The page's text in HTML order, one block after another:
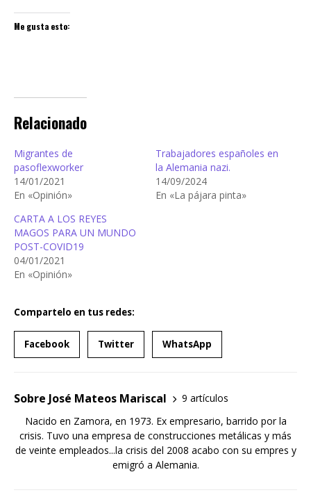
Me gusta esto:
Relacionado
Migrantes de
pasoflexworker
14/01/2021
En «Opinión»
Trabajadores españoles en
la Alemania nazi.
14/09/2024
En «La pájara pinta»
CARTA A LOS REYES
MAGOS PARA UN MUNDO
POST-COVID19
04/01/2021
En «Opinión»
Compartelo en tus redes:
Facebook Twitter WhatsApp
Sobre José Mateos Mariscal
9 artículos
Nacido en Zamora, en 1973. Ex empresario, barrido por la
crisis. Tuvo una empresa de construcciones metálicas y más
de veinte empleados...la crisis del 2008 acabo con su empres y
emigró a Alemania.